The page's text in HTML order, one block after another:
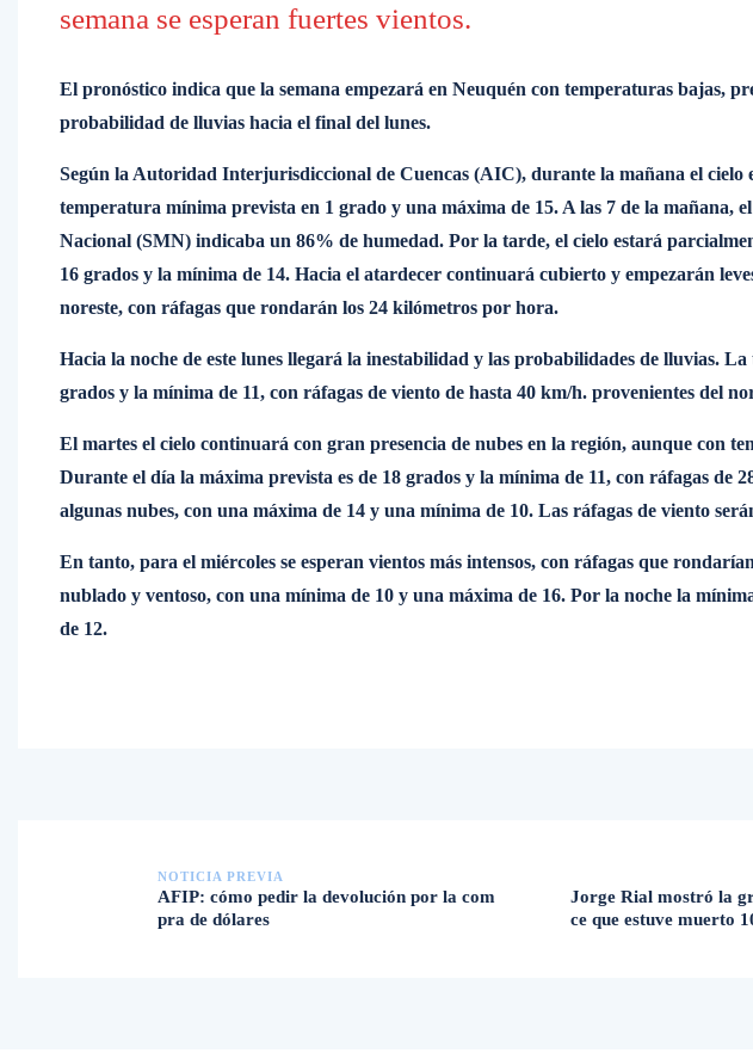
semana se esperan fuertes vientos.
El pronóstico indica que la semana empezará en Neuquén con temperaturas bajas,
probabilidad de lluvias hacia el final del lunes.
Según la Autoridad Interjurisdiccional de Cuencas (AIC), durante la mañana el cielo
temperatura mínima prevista en 1 grado y una máxima de 15. A las 7 de la mañana,
Nacional (SMN) indicaba un 86% de humedad. Por la tarde, el cielo estará
16 grados y la mínima de 14. Hacia el atardecer continuará cubierto y empezarán
noreste, con ráfagas que rondarán los 24 kilómetros por hora.
Hacia la noche de este lunes llegará la inestabilidad y las probabilidades de lluvias.
grados y la mínima de 11, con ráfagas de viento de hasta 40 km/h. provenientes del
El martes el cielo continuará con gran presencia de nubes en la región, aunque con
Durante el día la máxima prevista es de 18 grados y la mínima de 11, con ráfagas de
algunas nubes, con una máxima de 14 y una mínima de 10. Las ráfagas de viento
En tanto, para el miércoles se esperan vientos más intensos, con ráfagas que
nublado y ventoso, con una mínima de 10 y una máxima de 16. Por la noche la
de 12.
NOTICIA PREVIA
AFIP: cómo pedir la devolución por la com
pra de dólares
Jorge Rial mostró la
ce que estuve muerto